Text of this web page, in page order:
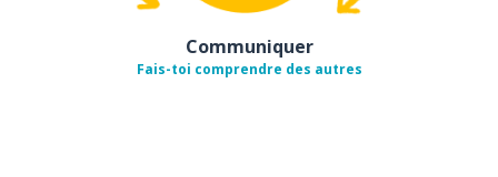
Communiquer
Fais-toi comprendre des autres